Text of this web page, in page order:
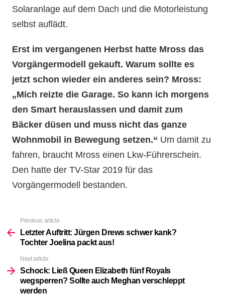
Solaranlage auf dem Dach und die Motorleistung
selbst auflädt.
Erst im vergangenen Herbst hatte Mross das
Vorgängermodell gekauft. Warum sollte es
jetzt schon wieder ein anderes sein? Mross:
„Mich reizte die Garage. So kann ich morgens
den Smart herauslassen und damit zum
Bäcker düsen und muss nicht das ganze
Wohnmobil in Bewegung setzen.“ Um damit zu
fahren, braucht Mross einen Lkw-Führerschein.
Den hatte der TV-Star 2019 für das
Vorgängermodell bestanden.
more
Previous article
Letzter Auftritt: Jürgen Drews schwer kank?
Tochter Joelina packt aus!
Next article
Schock: Ließ Queen Elizabeth fünf Royals
wegsperren? Sollte auch Meghan verschleppt
werden